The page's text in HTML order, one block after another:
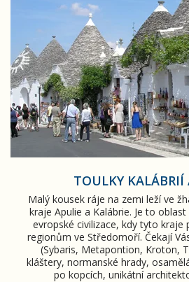
TOULKY
Malý kousek ráje na zemi leží ve
kraje Apulie a Kalábrie. Je to
evropské civilizace, kdy tyto kraje
regionům ve Středomoří. Čekají
(Sybaris, Metapontion, Kroton,
kláštery, normanské hrady,
po kopcích, unikátní